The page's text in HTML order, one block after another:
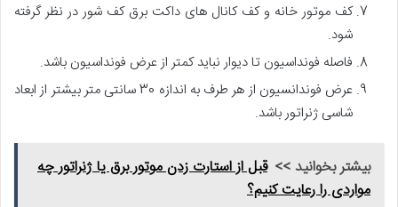
کف موتور خانه و کف کانال های داکت برق کف شور در نظر گرفته
شود.
فاصله فونداسیون تا دیوار نباید کمتر از عرض فونداسیون باشد.
عرض فوندانسیون از هر طرف به اندازه 30 سانتی متر بیشتر از ابعاد
شاسی ژنراتور باشد.
بیشتر بخوانید >> قبل از استارت زدن موتور برق یا ژنراتور چه
مواردی را رعایت کنیم؟